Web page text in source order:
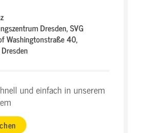
Dresden,SVG
Washingtonstraße 40,
und einfach in unserem